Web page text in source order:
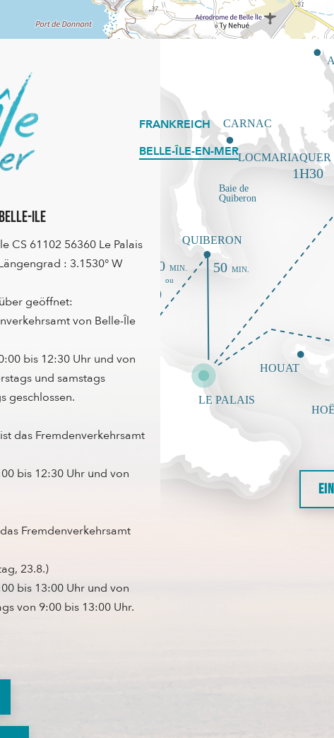
Ile
CS 61102 56360 Le Palais
: 3.1530° W
geöffnet:
von Belle-Île
bis 12:30 Uhr und von
und samstags
geschlossen.
das Fremdenverkehrsamt
bis 12:30 Uhr und von
Fremdenverkehrsamt
23.8.)
bis 13:00 Uhr und von
von 9:00 bis 13:00 Uhr.
FRANKREICH
BELLE-ÎLE-EN-MER